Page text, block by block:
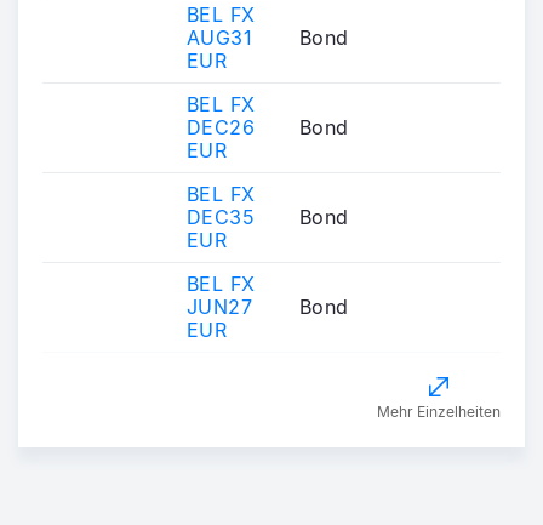
BEL FX
AUG31
EUR
Bond
BEL FX
DEC26
EUR
Bond
BEL FX
DEC35
EUR
Bond
BEL FX
JUN27
EUR
Bond
Mehr Einzelheiten